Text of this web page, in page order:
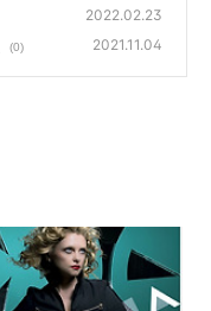
2022.02.23
(0) 2021.11.04